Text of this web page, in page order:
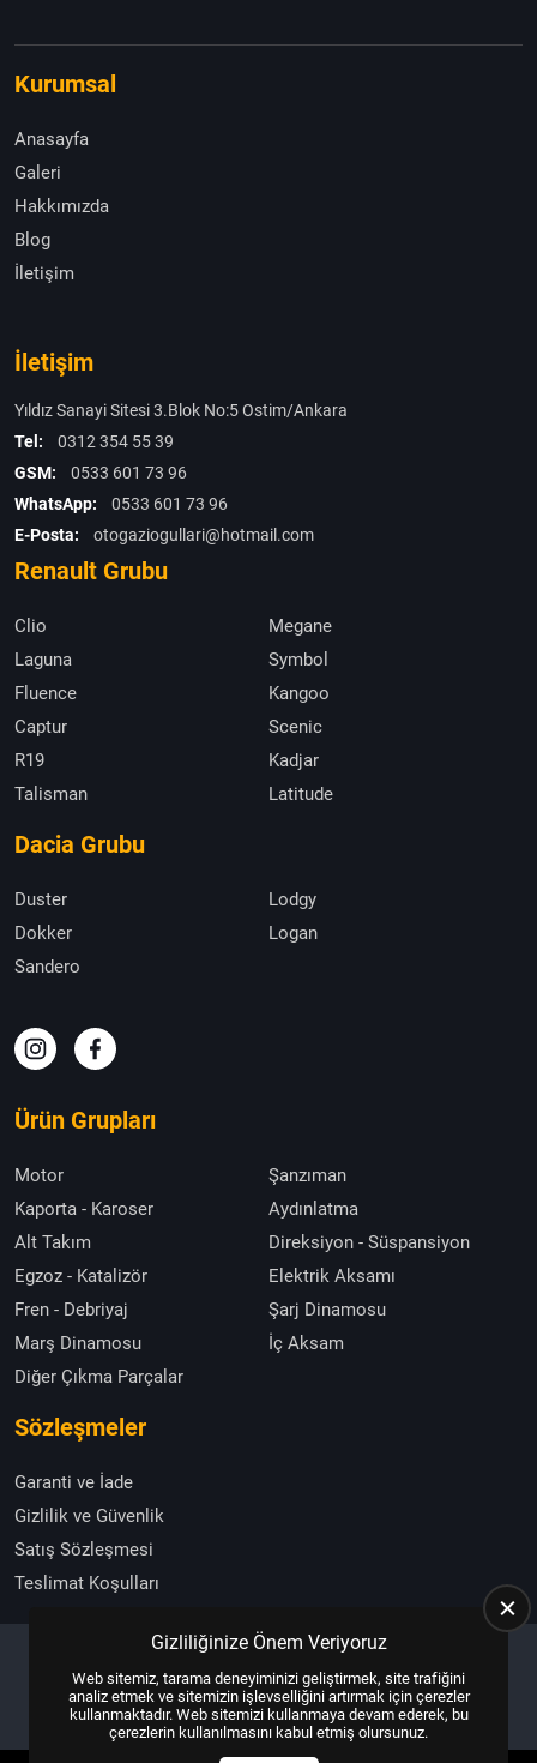
Kurumsal
Anasayfa
Galeri
Hakkımızda
Blog
İletişim
İletişim
Yıldız Sanayi Sitesi 3.Blok No:5 Ostim/Ankara
Tel:
0312 354 55 39
GSM:
0533 601 73 96
WhatsApp:
0533 601 73 96
E-Posta:
otogaziogullari@hotmail.com
Renault Grubu
Clio
Megane
Laguna
Symbol
Fluence
Kangoo
Captur
Scenic
R19
Kadjar
Talisman
Latitude
Dacia Grubu
Duster
Lodgy
Dokker
Logan
Sandero
Ürün Grupları
Motor
Şanzıman
Kaporta - Karoser
Aydınlatma
Alt Takım
Direksiyon - Süspansiyon
Egzoz - Katalizör
Elektrik Aksamı
Fren - Debriyaj
Şarj Dinamosu
Marş Dinamosu
İç Aksam
Diğer Çıkma Parçalar
Sözleşmeler
Garanti ve İade
Gizlilik ve Güvenlik
Satış Sözleşmesi
Teslimat Koşulları
Copyright © 2025, All Right ReservedUS YAZILIM
Gizliliğinize Önem Veriyoruz
Web sitemiz, tarama deneyiminizi geliştirmek, site trafiğini
analiz etmek ve sitemizin işlevselliğini artırmak için çerezler
kullanmaktadır. Web sitemizi kullanmaya devam ederek, bu
çerezlerin kullanılmasını kabul etmiş olursunuz.